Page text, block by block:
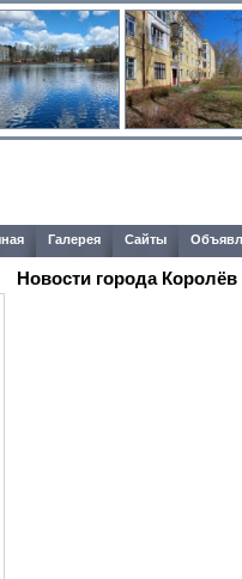
Галерея Сайты
Новости города Королёв